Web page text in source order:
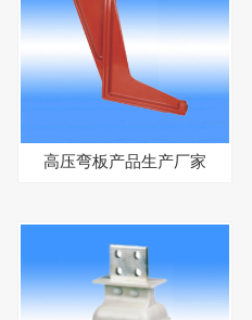
高压弯板产品生产厂家